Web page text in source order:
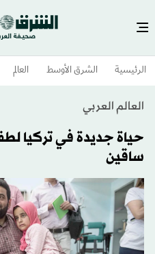
الرئيسية الشرق الأوسط​ العالم
العالم العربي
حياة جديدة في تركيا
ساقين